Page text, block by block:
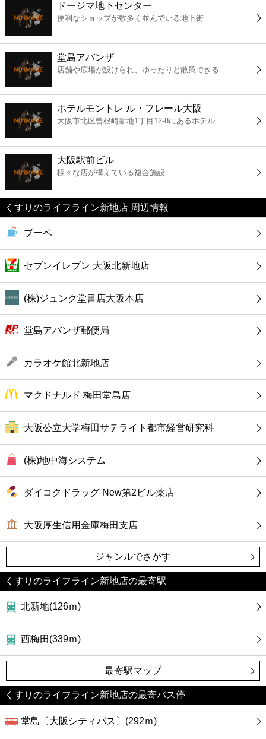
エンタメ
レジャー
書店
ファミレス
ファーストフード
カフェ
ショッピング
公共
病院
ドージマ地下センター
便利なショップが数多く並んでいる地下街
堂島アバンザ
店舗や広場が設けられ、ゆったりと散策できる
ホテルモントレ ル・フレール大阪
大阪市北区曾根崎新地1丁目12-8にあるホテル
大阪駅前ビル
様々な店が構えている複合施設
くすりのライフライン新地店 周辺情報
ブーベ
セブンイレブン 大阪北新地店
(株)ジュンク堂書店大阪本店
堂島アバンザ郵便局
カラオケ館北新地店
マクドナルド 梅田堂島店
大阪公立大学梅田サテライト都市経営研究科
(株)地中海システム
ダイコクドラッグ New第2ビル薬店
大阪厚生信用金庫梅田支店
ジャンルでさがす
くすりのライフライン新地店の最寄駅
北新地(126ｍ)
西梅田(339ｍ)
最寄駅マップ
くすりのライフライン新地店の最寄バス停
堂島〔大阪シティバス〕(292ｍ)